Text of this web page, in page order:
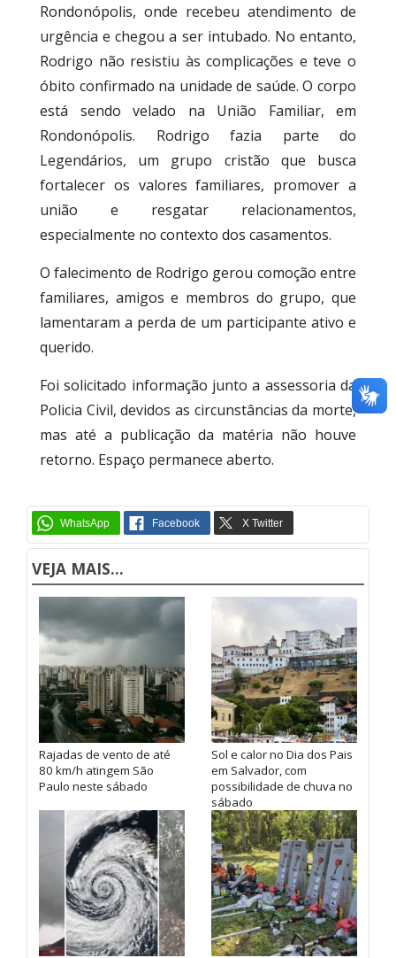
Rondonópolis, onde recebeu atendimento de
urgência e chegou a ser intubado. No entanto,
Rodrigo não resistiu às complicações e teve o
óbito confirmado na unidade de saúde. O corpo
está sendo velado na União Familiar, em
Rondonópolis. Rodrigo fazia parte do
Legendários, um grupo cristão que busca
fortalecer os valores familiares, promover a
união e resgatar relacionamentos,
especialmente no contexto dos casamentos.
O falecimento de Rodrigo gerou comoção entre
familiares, amigos e membros do grupo, que
lamentaram a perda de um participante ativo e
querido.
Foi solicitado informação junto a assessoria da
Policia Civil, devidos as circunstâncias da morte,
mas até a publicação da matéria não houve
retorno. Espaço permanece aberto.
VEJA MAIS...
Rajadas de vento de até
80 km/h atingem São
Paulo neste sábado
Sol e calor no Dia dos Pais
em Salvador, com
possibilidade de chuva no
sábado